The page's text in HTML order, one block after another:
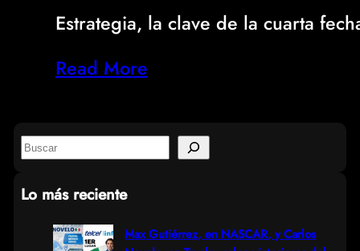
Estrategia, la clave de la cuarta
Read More
S
a
Lo más reciente
Max Gutiérrez, en NASCAR, y Carlos